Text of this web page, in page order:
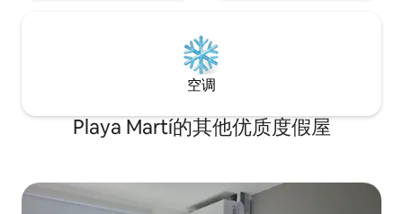
空调
Playa Martí的其他优质度假屋